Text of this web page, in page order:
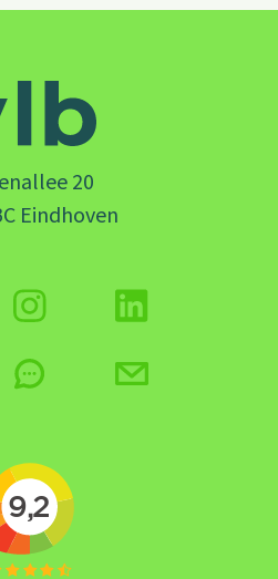
20
Eindhoven